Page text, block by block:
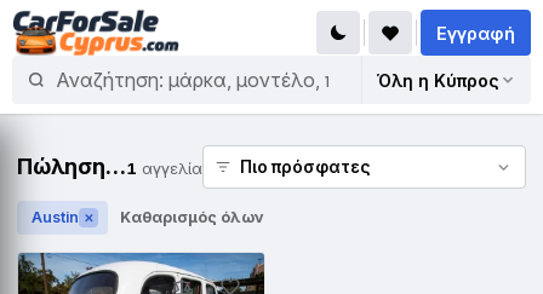
Όλη η Κύπρος
Εγγραφή
Πώληση Austin1 αγγελία
Austin ✕ Καθαρισμός όλων